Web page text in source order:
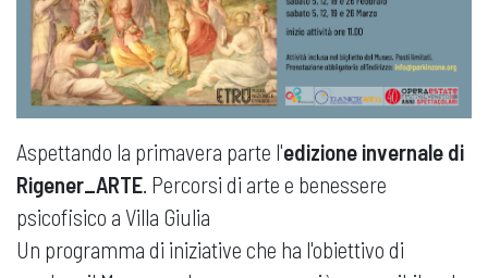
Aspettando la primavera parte l'edizione invernale di
Rigener_ARTE. Percorsi di arte e benessere
psicofisico a Villa Giulia
Un programma di iniziative che ha l'obiettivo di